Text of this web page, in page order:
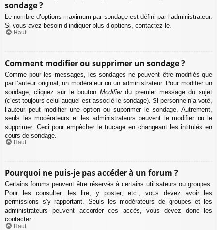
sondage ?
Le nombre d’options maximum par sondage est défini par l’administrateur.
Si vous avez besoin d’indiquer plus d’options, contactez-le.
Haut
Comment modifier ou supprimer un sondage ?
Comme pour les messages, les sondages ne peuvent être modifiés que
par l’auteur original, un modérateur ou un administrateur. Pour modifier un
sondage, cliquez sur le bouton Modifierdu premier message du sujet
(c’est toujours celui auquel est associé le sondage). Si personne n’a voté,
l’auteur peut modifier une option ou supprimer le sondage. Autrement,
seuls les modérateurs et les administrateurs peuvent le modifier ou le
supprimer. Ceci pour empêcher le trucage en changeant les intitulés en
cours de sondage.
Haut
Pourquoi ne puis-je pas accéder à un forum ?
Certains forums peuvent être réservés à certains utilisateurs ou groupes.
Pour les consulter, les lire, y poster, etc., vous devez avoir les
permissions s’y rapportant. Seuls les modérateurs de groupes et les
administrateurs peuvent accorder ces accès, vous devez donc les
contacter.
Haut